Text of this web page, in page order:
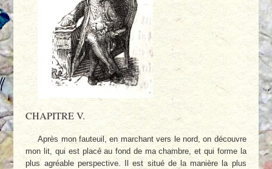
CHAPITRE V.
Après mon fauteuil, en marchant vers le nord, on découvre
mon lit, qui est placé au fond de ma chambre, et qui forme la
plus agréable perspective. Il est situé de la manière la plus